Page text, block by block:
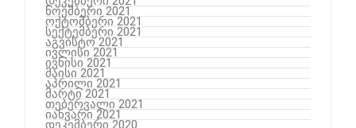
ნოემბერი 2021
ოქტომბერი 2021
სექტემბერი 2021
აგვისტო 2021
ივლისი 2021
ივნისი 2021
მაისი 2021
აპრილი 2021
მარტი 2021
თებერვალი 2021
იანვარი 2021
დეკემბერი 2020